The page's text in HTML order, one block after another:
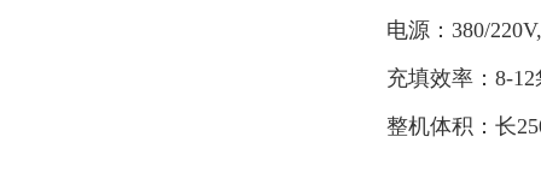
电源：380/
充填效率：8-
整机体积：长